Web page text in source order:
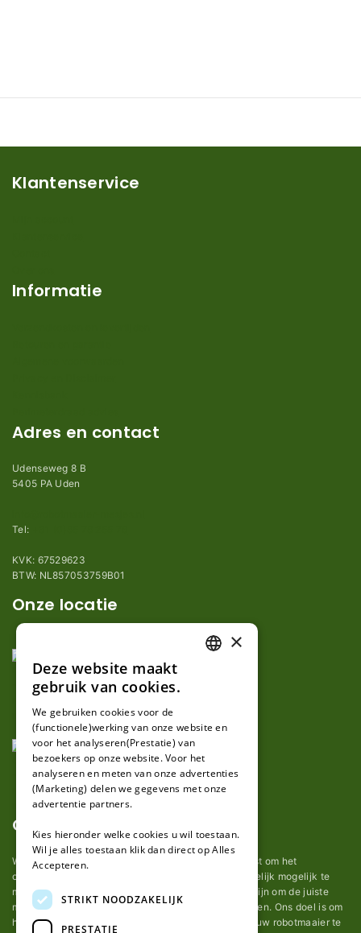
Klantenservice
Informatie
Adres en contact
Udenseweg 8 B
5405 PA Uden
Tel:
KVK: 67529623
BTW: NL857053759B01
Onze locatie
Over ons
Wij van robotmaaier-mesjes.nl doen ons uiterste best om het
onderhoud van robot grasmaaier mesjes zo gemakkelijk mogelijk te
maken. Uit ervaring merkten we hoe lastig het kan zijn om de juiste
messen voor een automatische grasmachine te vinden. Ons doel is om
het u makkelijk te maken om de goede mesjes voor uw robotmaaier te
GERMAN
×
Deze website maakt
gebruik van cookies.
We gebruiken cookies voor de
(functionele)werking van onze website en
voor het analyseren(Prestatie) van
bezoekers op onze website. Voor het
analyseren en meten van onze advertenties
(Marketing) delen we gegevens met onze
advertentie partners.
Kies hieronder welke cookies u wil toestaan.
Wil je alles toestaan klik dan direct op Alles
Accepteren.
STRIKT NOODZAKELIJK
PRESTATIE